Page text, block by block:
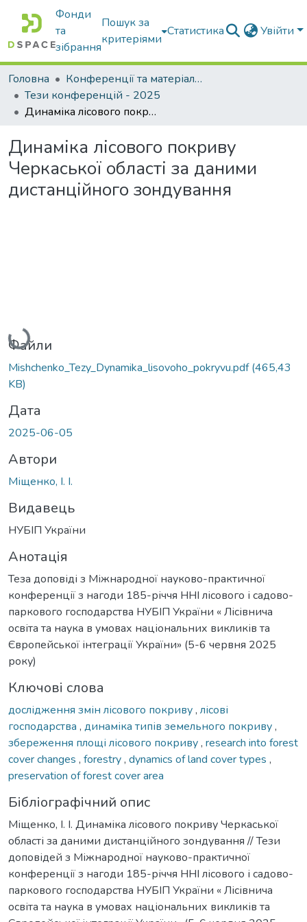
Фонди
та
зібрання
Пошук за
критеріями
Статистика Увійти
Головна
Конференції та матеріали конференцій
Тези конференцій - 2025
Динаміка лісового покриву Черкаської області за даними дистанційного зондування
Динаміка лісового покриву
Черкаської області за даними
дистанційного зондування
Вантажиться...
Файли
Mishchenko_Tezy_Dynamika_lisovoho_pokryvu.pdf(465,43
KB)
Дата
2025-06-05
Автори
Міщенко, І. І.
Видавець
НУБІП України
Анотація
Теза доповіді з Міжнародної науково-практичної
конференції з нагоди 185-річчя ННІ лісового і садово-
паркового господарства НУБІП України « Лісівнича
освіта та наука в умовах національних викликів та
Європейської інтеграції України» (5-6 червня 2025
року)
Ключові слова
дослідження змін лісового покриву, лісові
господарства , динаміка типів земельного покриву,
збереження площі лісового покриву, research into forest
cover changes , forestry, dynamics of land cover types ,
preservation of forest cover area
Бібліографічний опис
Міщенко, І. І. Динаміка лісового покриву Черкаської
області за даними дистанційного зондування // Тези
доповідей з Міжнародної науково-практичної
конференції з нагоди 185-річчя ННІ лісового і садово-
паркового господарства НУБІП України « Лісівнича
освіта та наука в умовах національних викликів та